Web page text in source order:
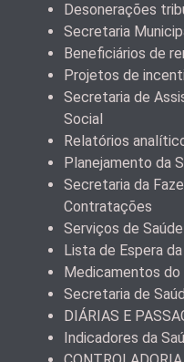
Desonerações
Secretaria
Beneficiários de
Projetos de
Secretaria de
Social
Relatórios
Planejamento da
Secretaria da
Contratações
Serviços de Saúde
Lista de Espera
Medicamentos do
Secretaria de
DIÁRIAS E
Indicadores da